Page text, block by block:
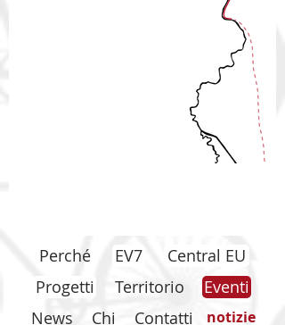
Perché EV7
Central EU
Progetti
Territorio
Eventi
News
Chi Contatti notizie